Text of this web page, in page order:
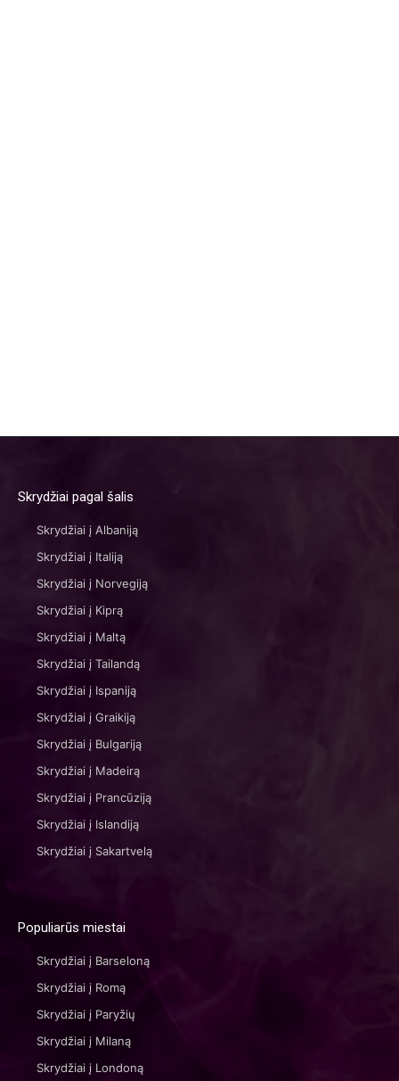
Skrydžiai pagal šalis
Skrydžiai į Albaniją
Skrydžiai į Italiją
Skrydžiai į Norvegiją
Skrydžiai į Kiprą
Skrydžiai į Maltą
Skrydžiai į Tailandą
Skrydžiai į Ispaniją
Skrydžiai į Graikiją
Skrydžiai į Bulgariją
Skrydžiai į Madeirą
Skrydžiai į Prancūziją
Skrydžiai į Islandiją
Skrydžiai į Sakartvelą
Populiarūs miestai
Skrydžiai į Barseloną
Skrydžiai į Romą
Skrydžiai į Paryžių
Skrydžiai į Milaną
Skrydžiai į Londoną